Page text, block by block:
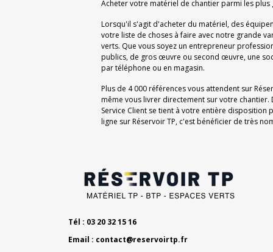
Acheter votre matériel de chantier parmi les
Lorsqu'il s'agit d'acheter du matériel, des
votre liste de choses à faire avec notre grande
verts. Que vous soyez un entrepreneur
publics, de gros œuvre ou second œuvre, une
par téléphone ou en magasin.
Plus de 4 000 références vous attendent sur
même vous livrer directement sur votre
Service Client se tient à votre entière
ligne sur Réservoir TP, c'est bénéficier de très
Tél : 03 20 32 15 16
Email : contact@reservoirtp.fr